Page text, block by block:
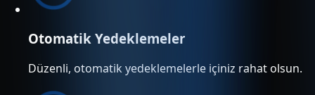
Otomatik Yedeklemeler
Düzenli, otomatik yedeklemelerle içiniz rahat olsun.